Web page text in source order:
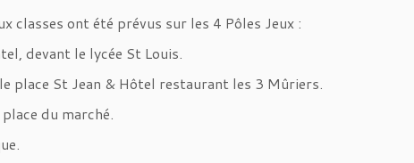
classes ont été prévus sur les 4 Pôles Jeux :
devant le lycée St Louis.
place St Jean & Hôtel restaurant les 3 Mûriers.
du marché.